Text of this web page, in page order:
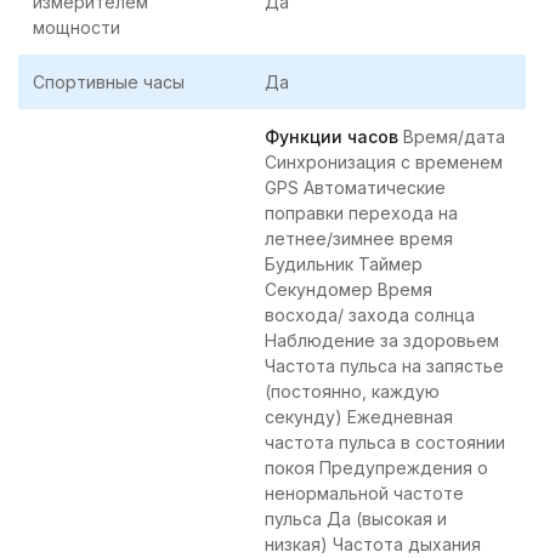
мощности
Спортивные часы Да
Функции часов Время/дата
Синхронизация с временем
GPS Автоматические
поправки перехода на
летнее/зимнее время
Будильник Таймер
Секундомер Время
восхода/ захода солнца
Наблюдение за здоровьем
Частота пульса на запястье
(постоянно, каждую
секунду) Ежедневная
частота пульса в состоянии
покоя Предупреждения о
ненормальной частоте
пульса Да (высокая и
низкая) Частота дыхания